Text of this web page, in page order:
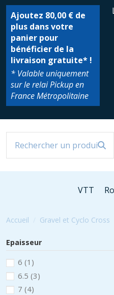
Ajoutez 80,00 € de
plus dans votre
panier pour
bénéficier de la
livraison gratuite* !
* Valable uniquement
sur le relai Pickup en
France Métropolitaine
VTT
Accueil Gravel et Cyclo Cross
Epaisseur
6 (1)
6.5 (3)
7 (4)